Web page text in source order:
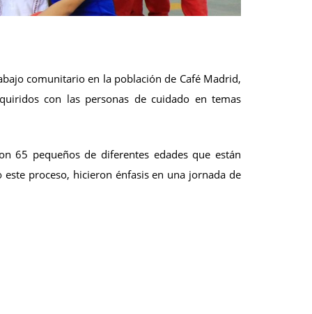
comunitario en la población de Café Madrid,
con las personas de cuidado en temas
65 pequeños de diferentes edades que están
proceso, hicieron énfasis en una jornada de